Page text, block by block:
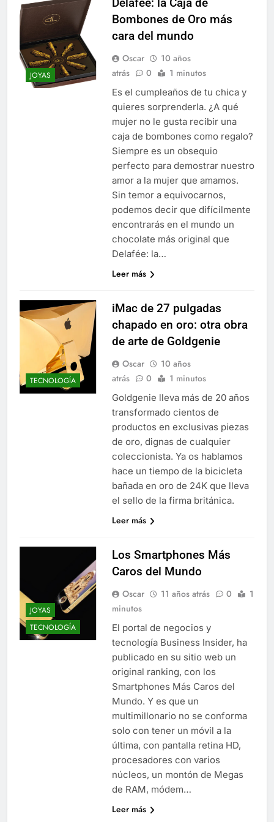
JOYAS
Bombones de Oro más
cara del mundo
Oscar
10 años
atrás
0 1 minutos
Es el cumpleaños de tu chica y
quieres sorprenderla. ¿A qué
mujer no le gusta recibir una
caja de bombones como regalo?
Siempre es un obsequio
perfecto para demostrar nuestro
amor a la mujer que amamos.
Sin temor a equivocarnos,
podemos decir que difícilmente
encontrarás en el mundo un
chocolate más original que
Delafée: la…
Leer más
TECNOLOGÍA
iMac de 27 pulgadas
chapado en oro: otra obra
de arte de Goldgenie
Oscar
10 años
atrás
0 1 minutos
Goldgenie lleva más de 20 años
transformado cientos de
productos en exclusivas piezas
de oro, dignas de cualquier
coleccionista. Ya os hablamos
hace un tiempo de la bicicleta
bañada en oro de 24K que lleva
el sello de la firma británica.
Leer más
JOYAS
TECNOLOGÍA
Los Smartphones Más
Caros del Mundo
Oscar 11 años atrás 0
1
minutos
El portal de negocios y
tecnología Business Insider, ha
publicado en su sitio web un
original ranking, con los
Smartphones Más Caros del
Mundo. Y es que un
multimillonario no se conforma
solo con tener un móvil a la
última, con pantalla retina HD,
procesadores con varios
núcleos, un montón de Megas
de RAM, módem…
Leer más